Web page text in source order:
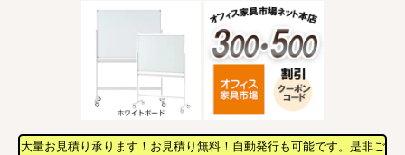
大量お見積り承ります！お見積り無料！自動発行も可能です。是非ご